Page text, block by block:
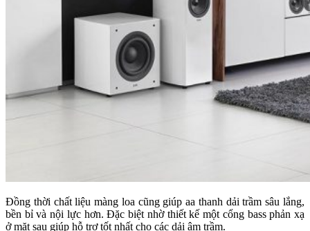
Đồng thời chất liệu màng loa cũng giúp aa thanh dải trầm sâu lắng,
bền bỉ và nội lực hơn. Đặc biệt nhờ thiết kế một cổng bass phản xạ
ở mặt sau giúp hỗ trợ tốt nhất cho các dải âm trầm.